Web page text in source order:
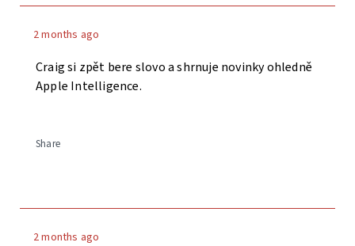
2 months ago
Craig si zpět bere slovo a shrnuje novinky ohledně
Apple Intelligence.
Share
2 months ago